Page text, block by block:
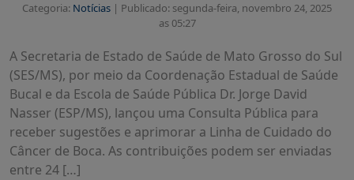
Categoria: Notícias | Publicado: segunda-feira, novembro 24, 2025
as 05:27
A Secretaria de Estado de Saúde de Mato Grosso do Sul
(SES/MS), por meio da Coordenação Estadual de Saúde
Bucal e da Escola de Saúde Pública Dr. Jorge David
Nasser (ESP/MS), lançou uma Consulta Pública para
receber sugestões e aprimorar a Linha de Cuidado do
Câncer de Boca. As contribuições podem ser enviadas
entre 24 […]